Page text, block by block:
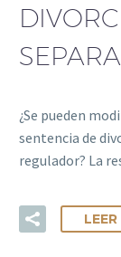
¿Se pueden
sentencia de
regulador? La